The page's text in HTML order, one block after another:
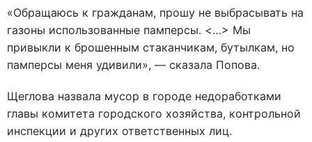
«Обращаюсь к гражданам, прошу не выбрасывать на
газоны использованные памперсы. <…> Мы
привыкли к брошенным стаканчикам, бутылкам, но
памперсы меня удивили», — сказала Попова.
Щеглова назвала мусор в городе недоработками
главы комитета городского хозяйства, контрольной
инспекции и других ответственных лиц.